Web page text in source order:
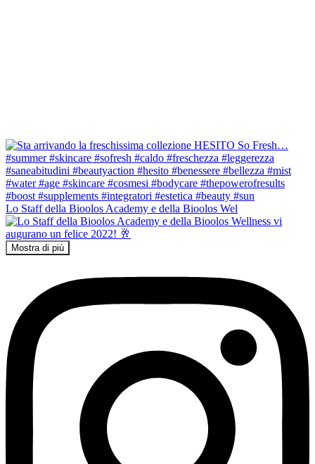
Lo Staff della Bioolos Academy e della Bioolos Wel
Mostra di più